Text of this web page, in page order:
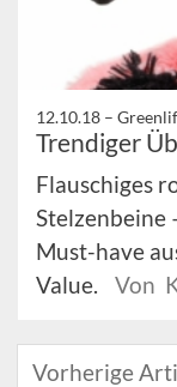
12.10.18 –
Trendiger
Flauschiges
Stelzenbeine
Must-have
Value.
Von
Vorherige